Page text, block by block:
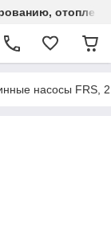
насосы FRS,